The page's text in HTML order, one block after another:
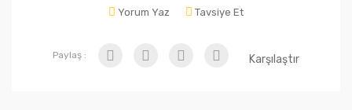
Yorum Yaz Tavsiye Et
Paylaş : Karşılaştır